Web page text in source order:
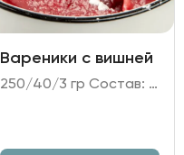
Вареники с вишней
250/40/3 гр Состав: - вареники (тесто на пшеничной муке; вишня; вишневое желе); - заправка сметанная; - мята.